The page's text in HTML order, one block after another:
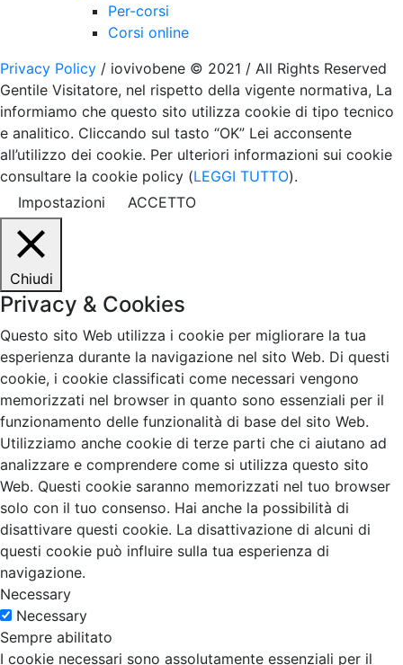
Per-corsi
Corsi online
Privacy Policy / iovivobene © 2021 / All Rights Reserved
Gentile Visitatore, nel rispetto della vigente normativa, La
informiamo che questo sito utilizza cookie di tipo tecnico
e analitico. Cliccando sul tasto “OK” Lei acconsente
all’utilizzo dei cookie. Per ulteriori informazioni sui cookie
consultare la cookie policy (LEGGI TUTTO).
Impostazioni
ACCETTO
Chiudi
Privacy & Cookies
Questo sito Web utilizza i cookie per migliorare la tua
esperienza durante la navigazione nel sito Web. Di questi
cookie, i cookie classificati come necessari vengono
memorizzati nel browser in quanto sono essenziali per il
funzionamento delle funzionalità di base del sito Web.
Utilizziamo anche cookie di terze parti che ci aiutano ad
analizzare e comprendere come si utilizza questo sito
Web. Questi cookie saranno memorizzati nel tuo browser
solo con il tuo consenso. Hai anche la possibilità di
disattivare questi cookie. La disattivazione di alcuni di
questi cookie può influire sulla tua esperienza di
navigazione.
Necessary
Necessary
Sempre abilitato
I cookie necessari sono assolutamente essenziali per il